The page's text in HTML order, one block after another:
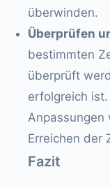
überwinden.
Überprüfen
bestimmten
überprüft
erfolgreich
Anpassungen
Erreichen der
Fazit